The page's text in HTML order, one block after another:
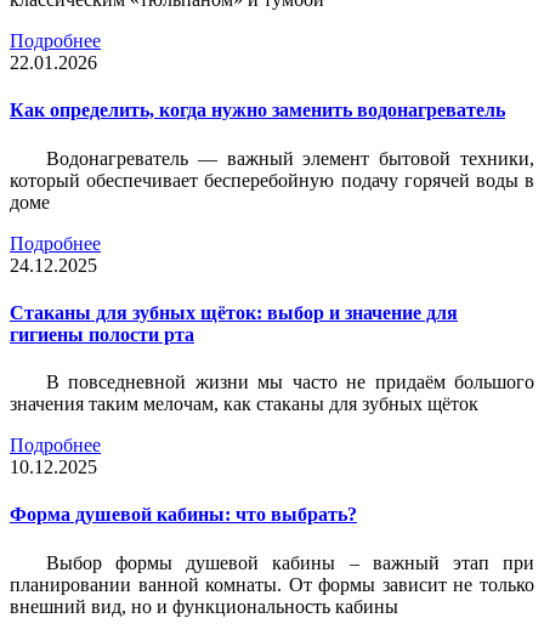
Подробнее
22.01.2026
Как определить, когда нужно заменить водонагреватель
Водонагреватель — важный элемент бытовой техники,
который обеспечивает бесперебойную подачу горячей воды в
доме
Подробнее
24.12.2025
Стаканы для зубных щёток: выбор и значение для
гигиены полости рта
В повседневной жизни мы часто не придаём большого
значения таким мелочам, как стаканы для зубных щёток
Подробнее
10.12.2025
Форма душевой кабины: что выбрать?
Выбор формы душевой кабины – важный этап при
планировании ванной комнаты. От формы зависит не только
внешний вид, но и функциональность кабины